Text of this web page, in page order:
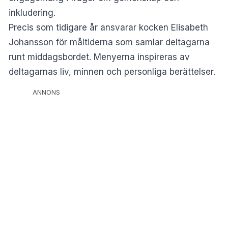
inkludering.
Precis som tidigare år ansvarar kocken Elisabeth
Johansson för måltiderna som samlar deltagarna
runt middagsbordet. Menyerna inspireras av
deltagarnas liv, minnen och personliga berättelser.
ANNONS